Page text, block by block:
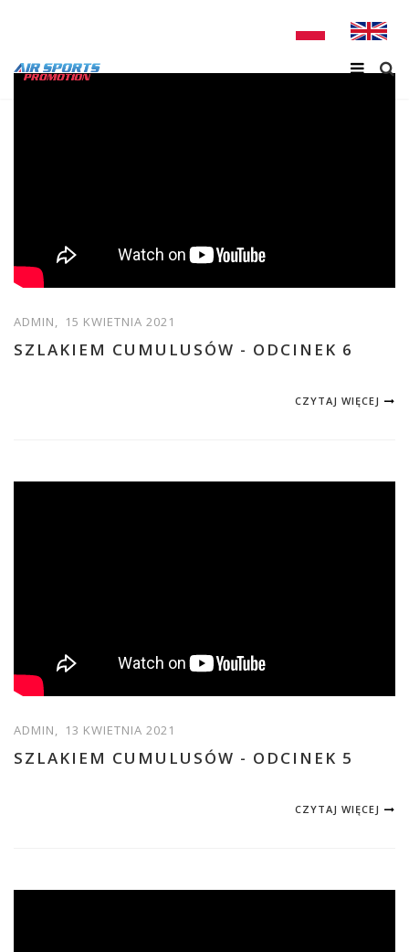
ADMIN, 15 KWIETNIA 2021
SZLAKIEM CUMULUSÓW - ODCINEK 6
CZYTAJ WIĘCEJ
ADMIN, 13 KWIETNIA 2021
SZLAKIEM CUMULUSÓW - ODCINEK 5
CZYTAJ WIĘCEJ